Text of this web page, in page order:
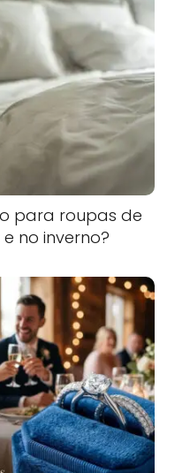
para roupas de
no inverno?